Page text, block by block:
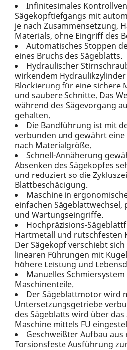
Infinitesimales
Sägekopftiefgangs mit
je nach Zusammensetzung,
Materials, ohne Eingriff des
Automatisches Stoppen
eines Bruchs des Sägeblatts.
Hydraulischer
wirkendem
Blockierung für eine sichere
und saubere Schnitte. Das
während des Sägevorgang
gehalten.
Die Bandführung ist mit
verbunden und gewährt eine
nach Materialgröße.
Schnell-Annäherung
Absenken des Sägekopfes
und reduziert so die
Blattbeschädigung.
Maschine in
einfachen Sägeblattwechsel,
und Wartungseingriffe.
Hochpräzisions-
Hartmetall und rutschfesten
Der Sägekopf verschiebt
linearen Führungen mit
höhere Leistung und
Manuelles
Maschinenteile.
Der Sägeblattmotor wird
Untersetzungsgetriebe
des Sägeblatts wird über
Maschine mittels FU
Geschweißter Aufbau aus
Torsionsfeste Ausführung